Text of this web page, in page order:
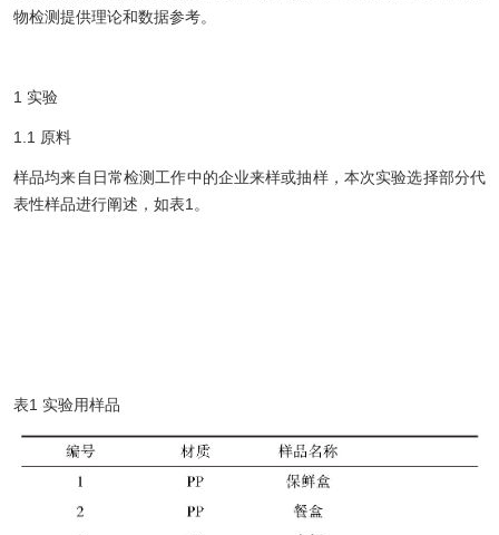
物检测提供理论和数据参考。
1 实验
1.1 原料
样品均来自日常检测工作中的企业来样或抽样，本次实验选择部分代
表性样品进行阐述，如表1。
表1 实验用样品